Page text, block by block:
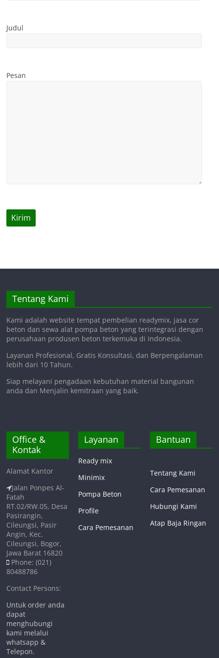
Judul
Pesan
Tentang Kami
Kami adalah website tempat pembelian readymix, jasa cor
beton dan sewa alat pompa beton yang terintegrasi dengan
perusahaan produsen beton terkemuka di Indonesia.
Layanan Profesional, Gratis Konsultasi, dan Berpengalaman
lebih dari 10 Tahun.
Siap melayani pengadaan kebutuhan material bangunan
anda dan Menjalin kemitraan yang baik.
Office &
Kontak
Alamat Kantor
Jalan Ponpes Al-
Fatah
RT.02/RW.05, Desa
Pasirangin,
Cileungsi, Pasir
Angin, Kec.
Cileungsi, Bogor,
Jawa Barat 16820
Phone: (021)
80488786
Contact Persons:
Untuk order anda
dapat
menghubungi
kami melalui
whatsapp &
Telepon.
Layanan
Ready mix
Minimix
Pompa Beton
Profile
Cara Pemesanan
Bantuan
Tentang Kami
Cara Pemesanan
Hubungi Kami
Atap Baja Ringan